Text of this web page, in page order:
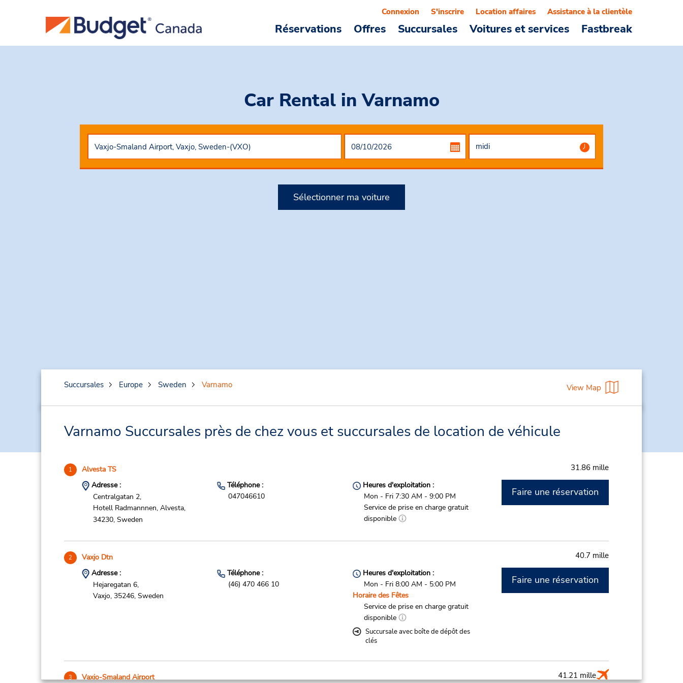
Réservations Offres Succursales Voitures et services Fastbreak
Connexion S'inscrire Location affaires Assistance à la clientèle
Car Rental in Varnamo
Sélectionner ma voiture
Succursales Europe Sweden Varnamo View Map
Varnamo Succursales près de chez vous et succursales de location de véhicule
1 Alvesta TS 31.86 mille
Adresse :
Centralgatan 2,
Hotell Radmannnen, Alvesta,
34230, Sweden
Téléphone :
047046610
Heures d'exploitation :
Mon - Fri 7:30 AM - 9:00 PM
Service de prise en charge gratuit
disponible
Faire une réservation
2 Vaxjo Dtn 40.7 mille
Adresse :
Hejaregatan 6,
Vaxjo, 35246, Sweden
Téléphone :
(46) 470 466 10
Heures d'exploitation :
Mon - Fri 8:00 AM - 5:00 PM
Horaire des Fêtes
Service de prise en charge gratuit
disponible
Succursale avec boîte de dépôt des
clés
Faire une réservation
3 Vaxjo-Smaland Airport 41.21 mille